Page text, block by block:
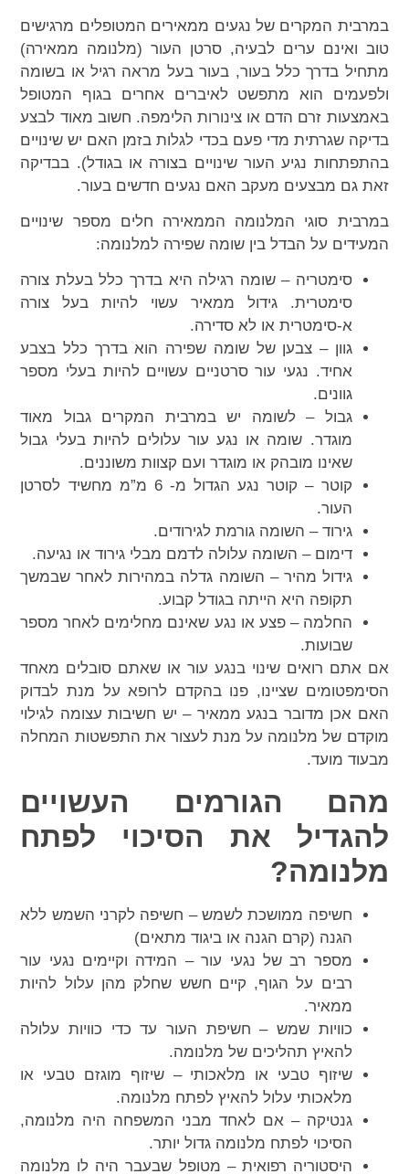
במרבית המקרים של נגעים ממאירים המטופלים מרגישים
טוב ואינם ערים לבעיה, סרטן העור (מלנומה ממאירה)
מתחיל בדרך כלל בעור, בעור בעל מראה רגיל או בשומה
ולפעמים הוא מתפשט לאיברים אחרים בגוף המטופל
באמצעות זרם הדם או צינורות הלימפה. חשוב מאוד לבצע
בדיקה שגרתית מדי פעם בכדי לגלות בזמן האם יש שינויים
בהתפתחות נגיע העור שינויים בצורה או בגודל). בבדיקה
זאת גם מבצעים מעקב האם נגעים חדשים בעור.
במרבית סוגי המלנומה הממאירה חלים מספר שינויים
המעידים על הבדל בין שומה שפירה למלנומה:
סימטריה – שומה רגילה היא בדרך כלל בעלת צורה
סימטרית. גידול ממאיר עשוי להיות בעל צורה
א-סימטרית או לא סדירה.
גוון – צבען של שומה שפירה הוא בדרך כלל בצבע
אחיד. נגעי עור סרטניים עשויים להיות בעלי מספר
גוונים.
גבול – לשומה יש במרבית המקרים גבול מאוד
מוגדר. שומה או נגע עור עלולים להיות בעלי גבול
שאינו מובהק או מוגדר ועם קצוות משוננים.
קוטר – קוטר נגע הגדול מ- 6 מ”מ מחשיד לסרטן
העור.
גירוד – השומה גורמת לגירודים.
דימום – השומה עלולה לדמם מבלי גירוד או נגיעה.
גידול מהיר – השומה גדלה במהירות לאחר שבמשך
תקופה היא הייתה בגודל קבוע.
החלמה – פצע או נגע שאינם מחלימים לאחר מספר
שבועות.
אם אתם רואים שינוי בנגע עור או שאתם סובלים מאחד
הסימפטומים שציינו, פנו בהקדם לרופא על מנת לבדוק
האם אכן מדובר בנגע ממאיר – יש חשיבות עצומה לגילוי
מוקדם של מלנומה על מנת לעצור את התפשטות המחלה
מבעוד מועד.
מהם הגורמים העשויים
להגדיל את הסיכוי לפתח
מלנומה?
חשיפה ממושכת לשמש – חשיפה לקרני השמש ללא
הגנה (קרם הגנה או ביגוד מתאים)
מספר רב של נגעי עור – המידה וקיימים נגעי עור
רבים על הגוף, קיים חשש שחלק מהן עלול להיות
ממאיר.
כוויות שמש – חשיפת העור עד כדי כוויות עלולה
להאיץ תהליכים של מלנומה.
שיזוף טבעי או מלאכותי – שיזוף מוגזם טבעי או
מלאכותי עלול להאיץ לפתח מלנומה.
גנטיקה – אם לאחד מבני המשפחה היה מלנומה,
הסיכוי לפתח מלנומה גדול יותר.
היסטוריה רפואית – מטופל שבעבר היה לו מלנומה